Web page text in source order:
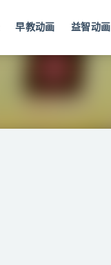
早教动画 益智动画